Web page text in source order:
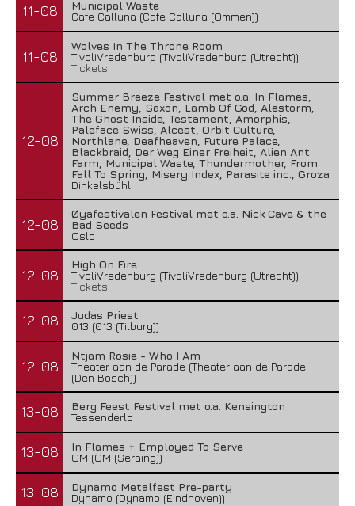
11-08
Municipal Waste
Cafe Calluna (Cafe Calluna (Ommen))
11-08
Wolves In The Throne Room
TivoliVredenburg (TivoliVredenburg (Utrecht))
Tickets
12-08
Summer Breeze Festival met o.a. In Flames,
Arch Enemy, Saxon, Lamb Of God, Alestorm,
The Ghost Inside, Testament, Amorphis,
Paleface Swiss, Alcest, Orbit Culture,
Northlane, Deafheaven, Future Palace,
Blackbraid, Der Weg Einer Freiheit, Alien Ant
Farm, Municipal Waste, Thundermother, From
Fall To Spring, Misery Index, Parasite inc., Groza
Dinkelsbühl
12-08
Øyafestivalen Festival met o.a. Nick Cave & the
Bad Seeds
Oslo
12-08
High On Fire
TivoliVredenburg (TivoliVredenburg (Utrecht))
Tickets
12-08
Judas Priest
013 (013 (Tilburg))
12-08
Ntjam Rosie - Who I Am
Theater aan de Parade (Theater aan de Parade
(Den Bosch))
13-08
Berg Feest Festival met o.a. Kensington
Tessenderlo
13-08
In Flames + Employed To Serve
OM (OM (Seraing))
13-08
Dynamo Metalfest Pre-party
Dynamo (Dynamo (Eindhoven))